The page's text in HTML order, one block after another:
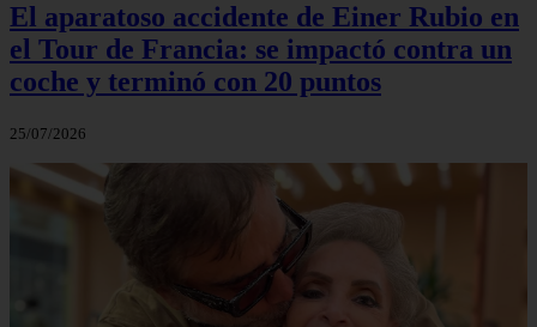
El aparatoso accidente de Einer Rubio en
el Tour de Francia: se impactó contra un
coche y terminó con 20 puntos
25/07/2026